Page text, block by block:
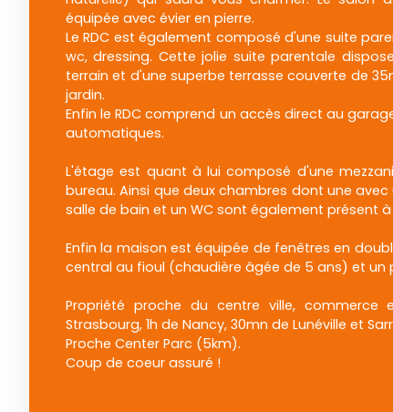
équipée avec évier en pierre.
Le RDC est également composé d'une suite
wc, dressing. Cette jolie suite parentale
terrain et d'une superbe terrasse couverte de
jardin.
Enfin le RDC comprend un accès direct au
automatiques.
L'étage est quant à lui composé d'une
bureau. Ainsi que deux chambres dont une avec
salle de bain et un WC sont également présent
Enfin la maison est équipée de fenêtres en
central au fioul (chaudière âgée de 5 ans) et un
Propriété proche du centre ville, commerce
Strasbourg, 1h de Nancy, 30mn de Lunéville et
Proche Center Parc (5km).
Coup de coeur assuré !